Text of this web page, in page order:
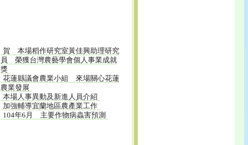
賀 本場稻作研究室黃佳興助理研究
員 榮獲台灣農藝學會個人事業成就
獎
花蓮縣議會農業小組 來場關心花蓮
農業發展
本場人事異動及新進人員介紹
加強輔導宜蘭地區農產業工作
104年6月 主要作物病蟲害預測